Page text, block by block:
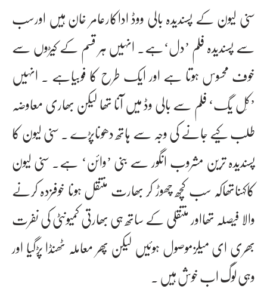
سنی لیون کے پسندیدہ بالی ووڈ اداکارعامر خان ہیں اورسب
سے پسندیدہ فلم ’دل‘ہے۔ انہیں ہر قسم کے کیڑوں سے
خوف محسوس ہوتا ہے اور ایک طرح کا فوبیاہے ۔ انہیں
’کَل یگ‘ فلم سے بالی وڈ میں آنا تھا لیکن بھاری معاوضہ
طلب کیے جانے کی وجہ سے ہاتھ دھوناپڑے ۔ سنی لیون کا
پسندیدہ ترین مشروب انگور سے بنی ’وائن‘ ہے۔ سنی لیون
کاکہناتھاکہ سب کچھ چھوڑ کر بھارت منتقل ہونا خوفزدہ کرنے
والا فیصلہ تھااور منتقلی کے ساتھ ہی بھارتی کمیونٹی کی نفرت
بھری ای میلزموصول ہوئیں لیکن پھر معاملہ ٹھنڈا پڑگیا اور
وہی لوگ اب خوش ہیں ۔